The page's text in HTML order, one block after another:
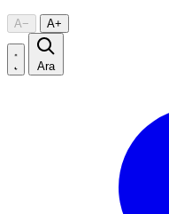
A− A+
Ara